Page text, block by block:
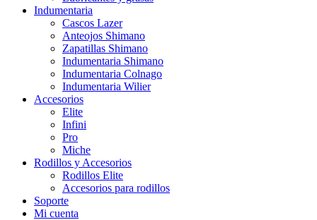
Indumentaria
Cascos Lazer
Anteojos Shimano
Zapatillas Shimano
Indumentaria Shimano
Indumentaria Colnago
Indumentaria Wilier
Accesorios
Elite
Infini
Pro
Miche
Rodillos y Accesorios
Rodillos Elite
Accesorios para rodillos
Soporte
Mi cuenta